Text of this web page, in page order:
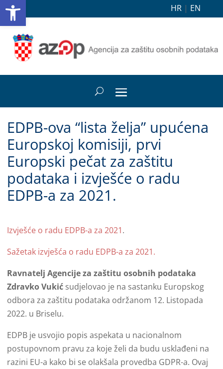
HR | EN
EDPB-ova “lista želja” upućena
Europskoj komisiji, prvi
Europski pečat za zaštitu
podataka i izvješće o radu
EDPB-a za 2021.
Izvješće o radu EDPB-a za 2021.
Sažetak izvješća o radu EDPB-a za 2021.
Ravnatelj Agencije za zaštitu osobnih podataka
Zdravko Vukić sudjelovao je na sastanku Europskog
odbora za zaštitu podataka održanom 12. Listopada
2022. u Briselu.
EDPB je usvojio popis aspekata u nacionalnom
postupovnom pravu za koje želi da budu usklađeni na
razini EU-a kako bi se olakšala provedba GDPR-a. Ovaj